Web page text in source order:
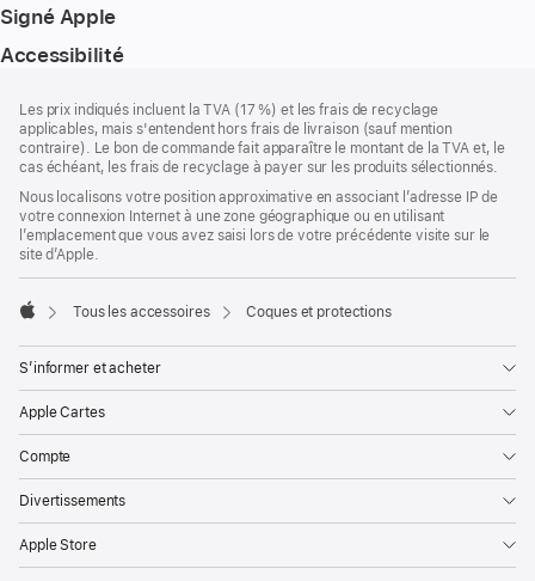
Signé Apple
Accessibilité
de
page
de
bas
de
Les prix indiqués incluent la TVA (17 %) et les frais de recyclage
applicables, mais s'entendent hors frais de livraison (sauf mention
contraire). Le bon de commande fait apparaître le montant de la TVA et, le
cas échéant, les frais de recyclage à payer sur les produits sélectionnés.
Nous localisons votre position approximative en associant l’adresse IP de
votre connexion Internet à une zone géographique ou en utilisant
l’emplacement que vous avez saisi lors de votre précédente visite sur le
site d’Apple.
Tous les accessoires Coques et protections
S’informer et acheter
Apple Cartes
Compte
Divertissements
Apple Store